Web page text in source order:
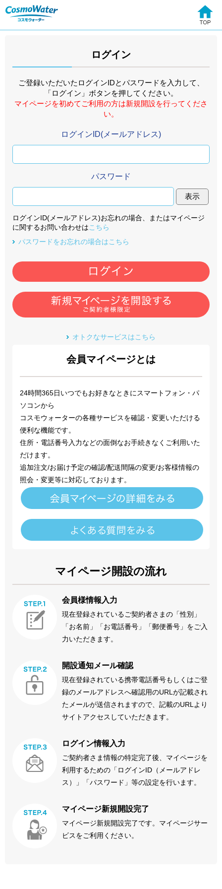
ログイン
ご登録いただいたログインIDとパスワードを入力して、
「ログイン」ボタンを押してください。
マイページを初めてご利用の方は新規開設を行ってくださ
い。
ログインID(メールアドレス)
パスワード
表示
ログインID(メールアドレス)お忘れの場合、またはマイページ
に関するお問い合わせはこちら
パスワードをお忘れの場合はこちら
オトクなサービスはこちら
会員マイページとは
24時間365日いつでもお好きなときにスマートフォン・パ
ソコンから
コスモウォーターの各種サービスを確認・変更いただける
便利な機能です。
住所・電話番号入力などの面倒なお手続きなくご利用いた
だけます。
追加注文/お届け予定の確認/配送間隔の変更/お客様情報の
照会・変更等に対応しております。
マイページ開設の流れ
会員様情報入力
現在登録されているご契約者さまの「性別」
「お名前」「お電話番号」「郵便番号」をご入
力いただきます。
開設通知メール確認
現在登録されている携帯電話番号もしくはご登
録のメールアドレスへ確認用のURLが記載され
たメールが送信されますので、記載のURLより
サイトアクセスしていただきます。
ログイン情報入力
ご契約者さま情報の特定完了後、マイページを
利用するための「ログインID（メールアドレ
ス）」「パスワード」等の設定を行います。
マイページ新規開設完了
マイページ新規開設完了です。マイページサー
ビスをご利用ください。